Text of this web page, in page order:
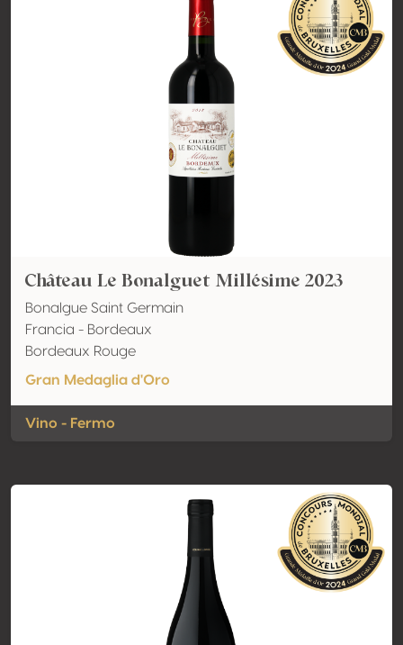
Château Le Bonalguet Millésime 2023
Bonalgue Saint Germain
Francia - Bordeaux
Bordeaux Rouge
Gran Medaglia d'Oro
Vino - Fermo